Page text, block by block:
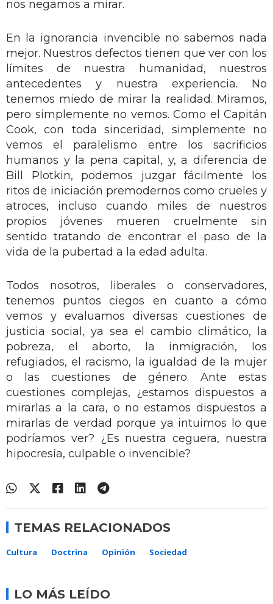
nos negamos a mirar.
En la ignorancia invencible no sabemos nada
mejor. Nuestros defectos tienen que ver con los
límites de nuestra humanidad, nuestros
antecedentes y nuestra experiencia. No
tenemos miedo de mirar la realidad. Miramos,
pero simplemente no vemos. Como el Capitán
Cook, con toda sinceridad, simplemente no
vemos el paralelismo entre los sacrificios
humanos y la pena capital, y, a diferencia de
Bill Plotkin, podemos juzgar fácilmente los
ritos de iniciación premodernos como crueles y
atroces, incluso cuando miles de nuestros
propios jóvenes mueren cruelmente sin
sentido tratando de encontrar el paso de la
vida de la pubertad a la edad adulta.
Todos nosotros, liberales o conservadores,
tenemos puntos ciegos en cuanto a cómo
vemos y evaluamos diversas cuestiones de
justicia social, ya sea el cambio climático, la
pobreza, el aborto, la inmigración, los
refugiados, el racismo, la igualdad de la mujer
o las cuestiones de género. Ante estas
cuestiones complejas, ¿estamos dispuestos a
mirarlas a la cara, o no estamos dispuestos a
mirarlas de verdad porque ya intuimos lo que
podríamos ver? ¿Es nuestra ceguera, nuestra
hipocresía, culpable o invencible?
TEMAS RELACIONADOS
Cultura Doctrina Opinión Sociedad
LO MÁS LEÍDO